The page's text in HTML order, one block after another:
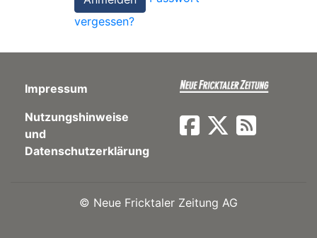
Paper
App
vergessen?
Impressum
Nutzungshinweise
und
Datenschutzerklärung
© Neue Fricktaler Zeitung AG